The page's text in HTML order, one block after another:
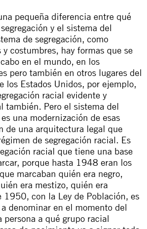
pequeña diferencia entre qué
y el sistema del
de segregación, como
y costumbres, hay formas que se
en el mundo, en los
pero también en otros lugares del
los Estados Unidos, por ejemplo,
racial evidente y
también. Pero el sistema del
una modernización de esas
de una arquitectura legal que
de segregación racial. Es
racial que tiene una base
porque hasta 1948 eran los
marcaban quién era negro,
era mestizo, quién era
1950, con la Ley de Población, es
denominar en el momento del
persona a qué grupo racial